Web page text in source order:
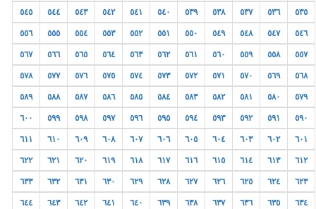
٥٣٥ ٥٣٦ ٥٣٧ ٥٣٨ ٥٣٩ ٥٤٠ ٥٤١ ٥٤٢ ٥٤٣ ٥٤٤ ٥٤٥
٥٤٦ ٥٤٧ ٥٤٨ ٥٤٩ ٥٥٠ ٥٥١ ٥٥٢ ٥٥٣ ٥٥٤ ٥٥٥ ٥٥٦
٥٥٧ ٥٥٨ ٥٥٩ ٥٦٠ ٥٦١ ٥٦٢ ٥٦٣ ٥٦٤ ٥٦٥ ٥٦٦ ٥٦٧
٥٦٨ ٥٦٩ ٥٧٠ ٥٧١ ٥٧٢ ٥٧٣ ٥٧٤ ٥٧٥ ٥٧٦ ٥٧٧ ٥٧٨
٥٧٩ ٥٨٠ ٥٨١ ٥٨٢ ٥٨٣ ٥٨٤ ٥٨٥ ٥٨٦ ٥٨٧ ٥٨٨ ٥٨٩
٥٩٠ ٥٩١ ٥٩٢ ٥٩٣ ٥٩٤ ٥٩٥ ٥٩٦ ٥٩٧ ٥٩٨ ٥٩٩ ٦٠٠
٦٠١ ٦٠٢ ٦٠٣ ٦٠٤ ٦٠٥ ٦٠٦ ٦٠٧ ٦٠٨ ٦٠٩ ٦١٠ ٦١١
٦١٢ ٦١٣ ٦١٤ ٦١٥ ٦١٦ ٦١٧ ٦١٨ ٦١٩ ٦٢٠ ٦٢١ ٦٢٢
٦٢٣ ٦٢٤ ٦٢٥ ٦٢٦ ٦٢٧ ٦٢٨ ٦٢٩ ٦٣٠ ٦٣١ ٦٣٢ ٦٣٣
٦٣٤ ٦٣٥ ٦٣٦ ٦٣٧ ٦٣٨ ٦٣٩ ٦٤٠ ٦٤١ ٦٤٢ ٦٤٣ ٦٤٤